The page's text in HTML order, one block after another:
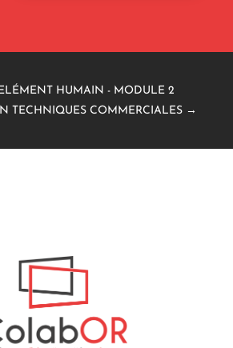
HUMAIN - MODULE 2
TECHNIQUES COMMERCIALES →